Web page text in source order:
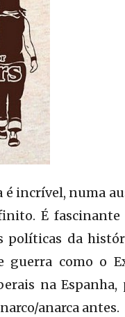
incrível, numa
É fascinante
políticas da
guerra como o
na Espanha,
anarca antes.